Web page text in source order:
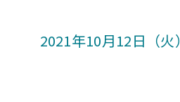
2021年10月12日（火）